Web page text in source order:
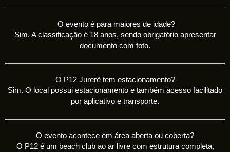
O evento é para maiores de idade?
Sim. A classificação é 18 anos, sendo obrigatório apresentar
documento com foto.
O P12 Jurerê tem estacionamento?
Sim. O local possui estacionamento e também acesso facilitado
por aplicativo e transporte.
O evento acontece em área aberta ou coberta?
O P12 é um beach club ao ar livre com estrutura completa,